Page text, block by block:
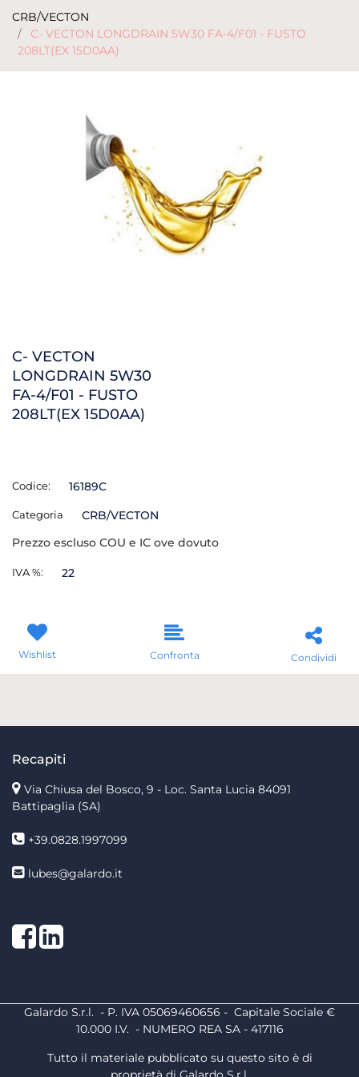
CRB/VECTON
C- VECTON LONGDRAIN 5W30 FA-4/F01 - FUSTO
208LT(EX 15D0AA)
C- VECTON
LONGDRAIN 5W30
FA-4/F01 - FUSTO
208LT(EX 15D0AA)
Codice: 16189C
Categoria
CRB/VECTON
Prezzo escluso COU e IC ove dovuto
IVA %: 22
Wishlist Confronta Condividi
Recapiti
Via Chiusa del Bosco, 9 - Loc. Santa Lucia 84091
Battipaglia (SA)
+39.0828.1997099
lubes@galardo.it
Facebook
LinkedIn
Galardo S.r.l. - P. IVA 05069460656 - Capitale Sociale €
10.000 I.V. - NUMERO REA SA - 417116
Tutto il materiale pubblicato su questo sito è di